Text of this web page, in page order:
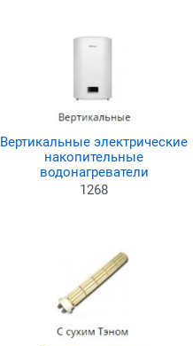
Вертикальные электрические
накопительные
водонагреватели
1268